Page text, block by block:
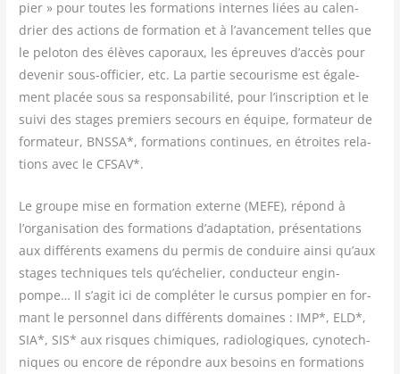
pier » pour toutes les for­ma­tions internes liées au calen­
drier des actions de for­ma­tion et à l’avancement telles que
le pelo­ton des élèves capo­raux, les épreuves d’accès pour
deve­nir sous-offi­cier, etc. La par­tie secou­risme est éga­le­
ment pla­cée sous sa res­pon­sa­bi­li­té, pour l’inscription et le
sui­vi des stages pre­miers secours en équipe, for­ma­teur de
for­ma­teur, BNSSA*, for­ma­tions conti­nues, en étroites rela­
tions avec le CFSAV*.
Le groupe mise en for­ma­tion externe (MEFE), répond à
l’organisation des for­ma­tions d’adaptation, pré­sen­ta­tions
aux dif­fé­rents exa­mens du per­mis de conduire ain­si qu’aux
stages tech­niques tels qu’échelier, conduc­teur engin-
pompe… Il s’agit ici de com­plé­ter le cur­sus pom­pier en for­
mant le per­son­nel dans dif­fé­rents domaines : IMP*, ELD*,
SIA*, SIS* aux risques chi­miques, radio­lo­giques, cyno­tech­
niques ou encore de répondre aux besoins en for­ma­tions